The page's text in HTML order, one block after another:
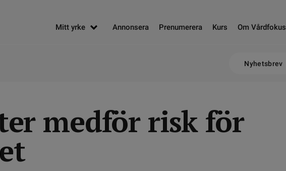
Mitt yrke Annonsera Prenumerera Kurs Om Vårdfokus
Nyhetsbrev
medför risk för